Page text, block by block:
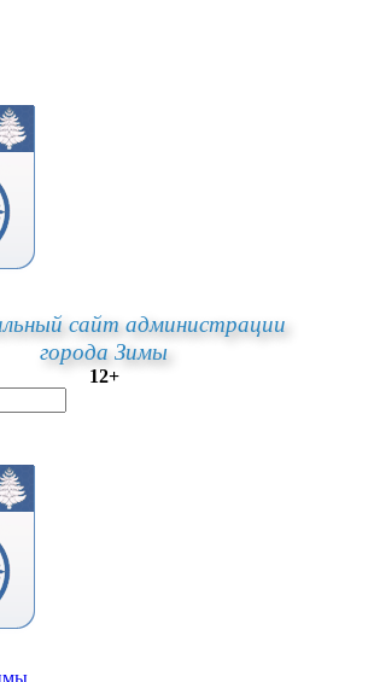
сайт администрации
города Зимы
12+